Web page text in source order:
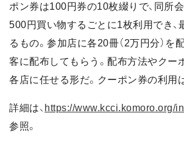
ポン券は100円券の10枚綴りで、同所
500円買い物するごとに1枚利用でき、
るもの。参加店に各20冊（2万円分）を
客に配布してもらう。配布方法やクー
各店に任せる形だ。クーポン券の利用は
詳細は、 https://www.kcci.komoro.org/
参照。